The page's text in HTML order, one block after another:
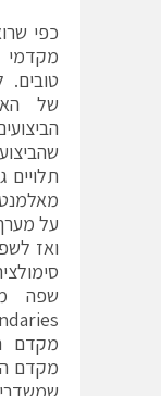
מקדמי
טובים.
של
על
ואז
מקדם
מקדם